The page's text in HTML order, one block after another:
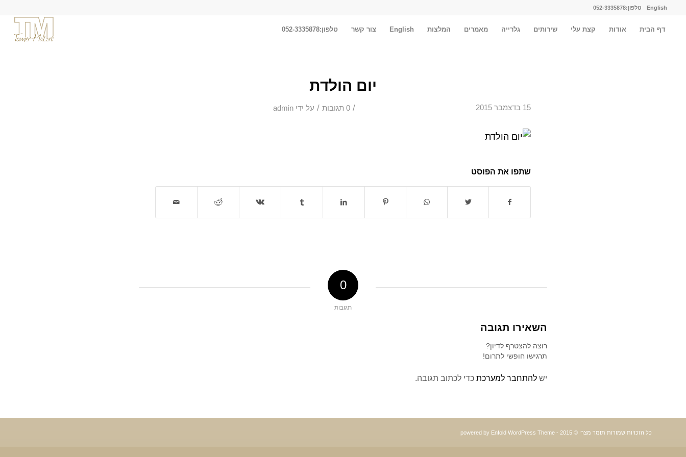
English טלפון:052-3335878
דף הבית אודות קצת עלי שירותים גלרייה מאמרים המלצות English צור קשר טלפון:052-3335878
יום הולדת
15 בדצמבר 2015 / 0 תגובות / על ידי admin
שתפו את הפוסט
0
תגובות
השאירו תגובה
רוצה להצטרף לדיון?
תרגישו חופשי לתרום!
יש להתחבר למערכת כדי לכתוב תגובה.
כל הזכויות שמורות תומר מצרי © 2015 - powered by Enfold WordPress Theme